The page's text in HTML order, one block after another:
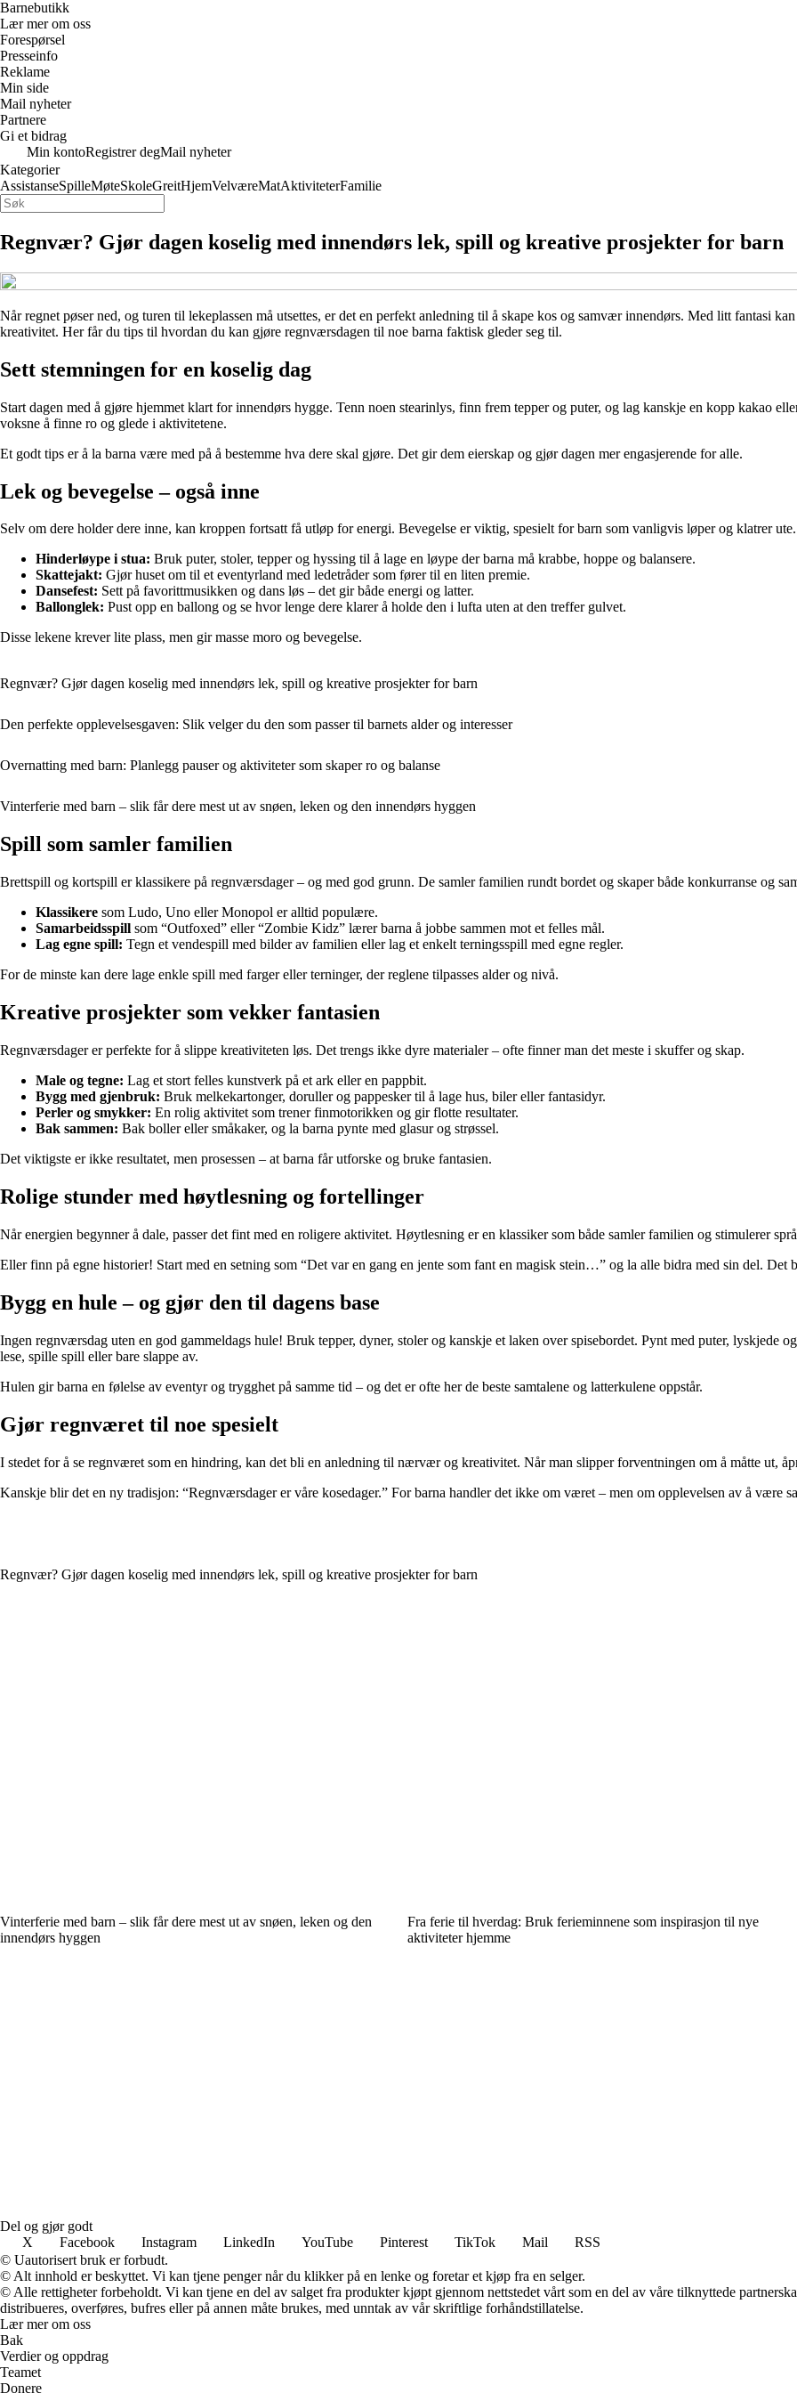
Barnebutikk
Lær mer om oss
Forespørsel
Presseinfo
Reklame
Min side
Mail nyheter
Partnere
Gi et bidrag
Min kontoRegistrer degMail nyheter
Kategorier
AssistanseSpilleMøteSkoleGreitHjemVelværeMatAktiviteterFamilie
Regnvær? Gjør dagen koselig med innendørs lek, spill og kreative prosjekter for barn
Når regnet pøser ned, og turen til lekeplassen må utsettes, er det en perfekt anledning til å skape kos og samvær innendørs. Med litt fantasi
kreativitet. Her får du tips til hvordan du kan gjøre regnværsdagen til noe barna faktisk gleder seg til.
Sett stemningen for en koselig dag
Start dagen med å gjøre hjemmet klart for innendørs hygge. Tenn noen stearinlys, finn frem tepper og puter, og lag kanskje en kopp kakao
voksne å finne ro og glede i aktivitetene.
Et godt tips er å la barna være med på å bestemme hva dere skal gjøre. Det gir dem eierskap og gjør dagen mer engasjerende for alle.
Lek og bevegelse – også inne
Selv om dere holder dere inne, kan kroppen fortsatt få utløp for energi. Bevegelse er viktig, spesielt for barn som vanligvis løper og klatrer ute.
Hinderløype i stua: Bruk puter, stoler, tepper og hyssing til å lage en løype der barna må krabbe, hoppe og balansere.
Skattejakt: Gjør huset om til et eventyrland med ledetråder som fører til en liten premie.
Dansefest: Sett på favorittmusikken og dans løs – det gir både energi og latter.
Ballonglek: Pust opp en ballong og se hvor lenge dere klarer å holde den i lufta uten at den treffer gulvet.
Disse lekene krever lite plass, men gir masse moro og bevegelse.
Regnvær? Gjør dagen koselig med innendørs lek, spill og kreative prosjekter for barn
Den perfekte opplevelsesgaven: Slik velger du den som passer til barnets alder og interesser
Overnatting med barn: Planlegg pauser og aktiviteter som skaper ro og balanse
Vinterferie med barn – slik får dere mest ut av snøen, leken og den innendørs hyggen
Spill som samler familien
Brettspill og kortspill er klassikere på regnværsdager – og med god grunn. De samler familien rundt bordet og skaper både konkurranse og
Klassikere som Ludo, Uno eller Monopol er alltid populære.
Samarbeidsspill som “Outfoxed” eller “Zombie Kidz” lærer barna å jobbe sammen mot et felles mål.
Lag egne spill: Tegn et vendespill med bilder av familien eller lag et enkelt terningsspill med egne regler.
For de minste kan dere lage enkle spill med farger eller terninger, der reglene tilpasses alder og nivå.
Kreative prosjekter som vekker fantasien
Regnværsdager er perfekte for å slippe kreativiteten løs. Det trengs ikke dyre materialer – ofte finner man det meste i skuffer og skap.
Male og tegne: Lag et stort felles kunstverk på et ark eller en pappbit.
Bygg med gjenbruk: Bruk melkekartonger, doruller og pappesker til å lage hus, biler eller fantasidyr.
Perler og smykker: En rolig aktivitet som trener finmotorikken og gir flotte resultater.
Bak sammen: Bak boller eller småkaker, og la barna pynte med glasur og strøssel.
Det viktigste er ikke resultatet, men prosessen – at barna får utforske og bruke fantasien.
Rolige stunder med høytlesning og fortellinger
Når energien begynner å dale, passer det fint med en roligere aktivitet. Høytlesning er en klassiker som både samler familien og stimulerer
Eller finn på egne historier! Start med en setning som “Det var en gang en jente som fant en magisk stein…” og la alle bidra med sin del. Det
Bygg en hule – og gjør den til dagens base
Ingen regnværsdag uten en god gammeldags hule! Bruk tepper, dyner, stoler og kanskje et laken over spisebordet. Pynt med puter, lyskjede
lese, spille spill eller bare slappe av.
Hulen gir barna en følelse av eventyr og trygghet på samme tid – og det er ofte her de beste samtalene og latterkulene oppstår.
Gjør regnværet til noe spesielt
I stedet for å se regnværet som en hindring, kan det bli en anledning til nærvær og kreativitet. Når man slipper forventningen om å måtte ut,
Kanskje blir det en ny tradisjon: “Regnværsdager er våre kosedager.” For barna handler det ikke om været – men om opplevelsen av å være
Regnvær? Gjør dagen koselig med innendørs lek, spill og kreative prosjekter for barn
Vinterferie med barn – slik får dere mest ut av snøen, leken og den
innendørs hyggen
Fra ferie til hverdag: Bruk ferieminnene som inspirasjon til nye
aktiviteter hjemme
Del og gjør godt
X
Facebook Instagram LinkedIn YouTube Pinterest TikTok Mail
RSS
© Uautorisert bruk er forbudt.
© Alt innhold er beskyttet. Vi kan tjene penger når du klikker på en lenke og foretar et kjøp fra en selger.
© Alle rettigheter forbeholdt. Vi kan tjene en del av salget fra produkter kjøpt gjennom nettstedet vårt som en del av våre tilknyttede
distribueres, overføres, bufres eller på annen måte brukes, med unntak av vår skriftlige forhåndstillatelse.
Lær mer om oss
Bak
Verdier og oppdrag
Teamet
Donere